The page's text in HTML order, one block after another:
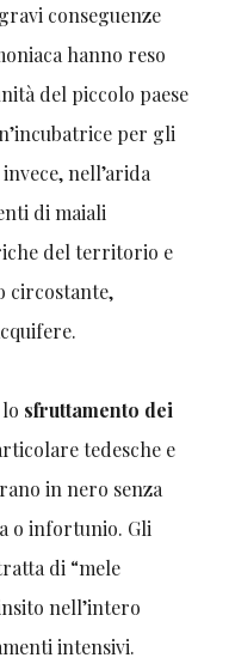
conseguenze
hanno reso
del piccolo paese
per gli
nell’arida
di maiali
del territorio e
circostante,
sfruttamento dei
tedesche e
in nero senza
o infortunio. Gli
di “mele
nell’intero
intensivi.